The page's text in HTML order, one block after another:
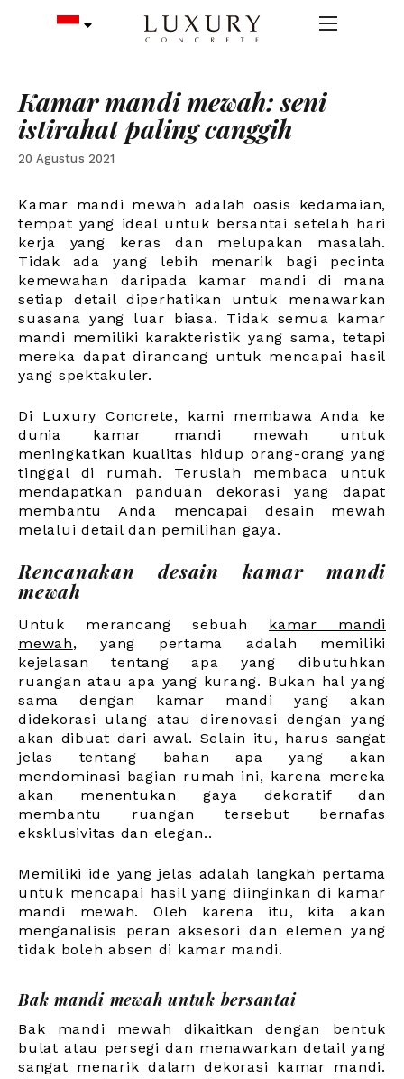
Kamar mandi mewah: seni
istirahat paling canggih
20 Agustus 2021
Kamar mandi mewah adalah oasis kedamaian,
tempat yang ideal untuk bersantai setelah hari
kerja yang keras dan melupakan masalah.
Tidak ada yang lebih menarik bagi pecinta
kemewahan daripada kamar mandi di mana
setiap detail diperhatikan untuk menawarkan
suasana yang luar biasa. Tidak semua kamar
mandi memiliki karakteristik yang sama, tetapi
mereka dapat dirancang untuk mencapai hasil
yang spektakuler.
Di Luxury Concrete, kami membawa Anda ke
dunia kamar mandi mewah untuk
meningkatkan kualitas hidup orang-orang yang
tinggal di rumah. Teruslah membaca untuk
mendapatkan panduan dekorasi yang dapat
membantu Anda mencapai desain mewah
melalui detail dan pemilihan gaya.
Rencanakan desain kamar mandi
mewah
Untuk merancang sebuah
kamar mandi
mewah,yang pertama adalah memiliki
kejelasan tentang apa yang dibutuhkan
ruangan atau apa yang kurang. Bukan hal yang
sama dengan kamar mandi yang akan
didekorasi ulang atau direnovasi dengan yang
akan dibuat dari awal. Selain itu, harus sangat
jelas tentang bahan apa yang akan
mendominasi bagian rumah ini, karena mereka
akan menentukan gaya dekoratif dan
membantu ruangan tersebut bernafas
eksklusivitas dan elegan..
Memiliki ide yang jelas adalah langkah pertama
untuk mencapai hasil yang diinginkan di kamar
mandi mewah. Oleh karena itu, kita akan
menganalisis peran aksesori dan elemen yang
tidak boleh absen di kamar mandi.
Bak mandi mewah untuk bersantai
Bak mandi mewah dikaitkan dengan bentuk
bulat atau persegi dan menawarkan detail yang
sangat menarik dalam dekorasi kamar mandi.